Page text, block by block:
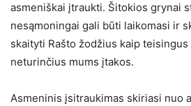
asmeniškai įtraukti. Šitokios grynai
nesąmoningai gali būti laikomasi ir
skaityti Rašto žodžius kaip
neturinčius mums įtakos.
Asmeninis įsitraukimas skiriasi nuo